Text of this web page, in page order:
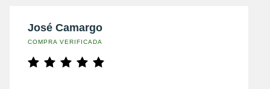
José Camargo
COMPRA VERIFICADA